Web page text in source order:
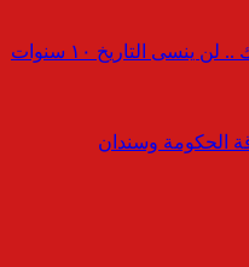
كلمة حق : د.شاكر أديت ماعليك .. لن ينسى التاريخ ١٠ سنوات
الحكومة وسندان